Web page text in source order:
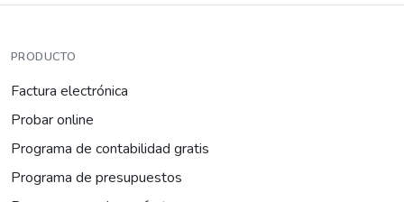
PRODUCTO
Factura electrónica
Probar online
Programa de contabilidad gratis
Programa de presupuestos